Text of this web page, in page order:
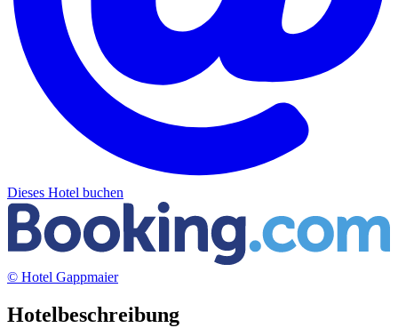
Dieses Hotel buchen
© Hotel Gappmaier
Hotelbeschreibung